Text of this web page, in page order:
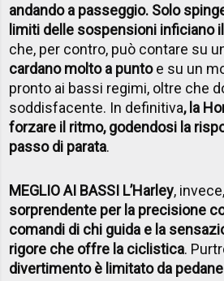
andando a passeggio. Solo
limiti delle sospensioni inficiano
che, per contro, può contare su
cardano molto a puntoe su un
pronto ai bassi regimi, oltre che
soddisfacente. In definitiva, la
forzare il ritmo, godendosi la
passo di parata.
MEGLIO AI BASSI L’Harley, invece,
sorprendente per la precisione
comandi di chi guida e la
rigore che offre la ciclistica.
divertimento è limitato da